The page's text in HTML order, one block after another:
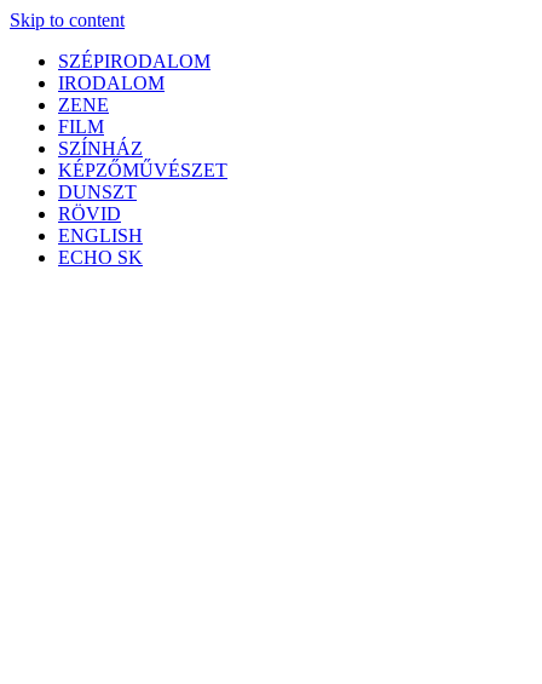
Skip to content
SZÉPIRODALOM
IRODALOM
ZENE
FILM
SZÍNHÁZ
KÉPZŐMŰVÉSZET
DUNSZT
RÖVID
ENGLISH
ECHO SK